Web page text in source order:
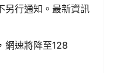
另行通知。最新資訊
網速將降至128